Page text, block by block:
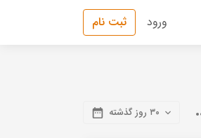
ورود ثبت نام
۳۰ روز گذشته